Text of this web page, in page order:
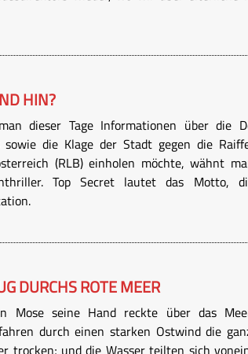
HIN?
dieser Tage Informationen über die
sowie die Klage der Stadt gegen die
(RLB) einholen möchte, wähnt
Top Secret lautet das Motto,
DURCHS ROTE MEER
Mose seine Hand reckte über das
durch einen starken Ostwind die
trocken; und die Wasser teilten sich